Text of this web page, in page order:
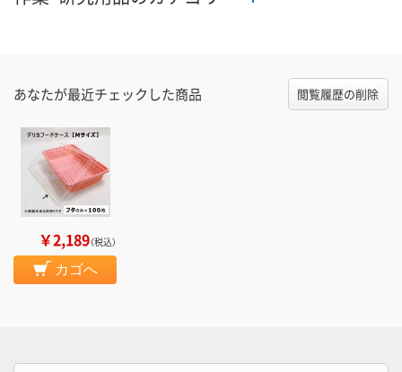
あなたが最近チェックした商品 閲覧履歴の削除
￥2,189（税込）
カゴへ